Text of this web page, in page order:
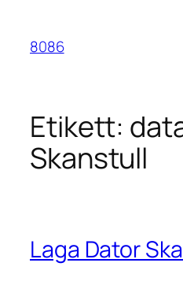
innehåll
8086
Etikett:
Skanstull
Laga Dator